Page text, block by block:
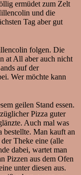
ermüdet zum Zelt
und die
Tag aber gut
folgen. Die
at All aber auch nicht
auf der
Wer möchte kann
geilen Stand essen.
Pizza guter
Auch mal was
bestellte. Man kauft an
Theke eine (alle
dabei, wartet man
Pizzen aus dem Ofen
unter diesen aus.